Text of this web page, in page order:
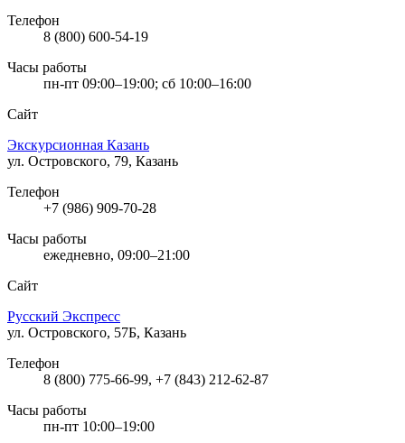
Телефон
8 (800) 600-54-19
Часы работы
пн-пт 09:00–19:00; сб 10:00–16:00
Сайт
Экскурсионная Казань
ул. Островского, 79, Казань
Телефон
+7 (986) 909-70-28
Часы работы
ежедневно, 09:00–21:00
Сайт
Русский Экспресс
ул. Островского, 57Б, Казань
Телефон
8 (800) 775-66-99, +7 (843) 212-62-87
Часы работы
пн-пт 10:00–19:00